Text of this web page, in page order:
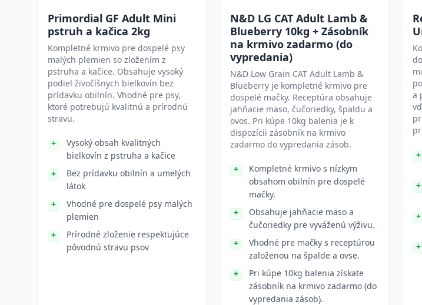
Primordial GF Adult Mini
pstruh a kačica 2kg
Kompletné krmivo pre dospelé psy
malých plemien so zložením z
pstruha a kačice. Obsahuje vysoký
podiel živočíšnych bielkovín bez
prídavku obilnín. Vhodné pre psy,
ktoré potrebujú kvalitnú a prírodnú
stravu.
Vysoký obsah kvalitných
bielkovín z pstruha a kačice
Bez prídavku obilnín a umelých
látok
Vhodné pre dospelé psy malých
plemien
Prírodné zloženie respektujúce
pôvodnú stravu psov
N&D LG CAT Adult Lamb &
Blueberry 10kg + Zásobník
na krmivo zadarmo (do
vypredania)
N&D Low Grain CAT Adult Lamb &
Blueberry je kompletné krmivo pre
dospelé mačky. Receptúra obsahuje
jahňacie mäso, čučoriedky, špaldu a
ovos. Pri kúpe 10kg balenia je k
dispozícii zásobník na krmivo
zadarmo do vypredania zásob.
Kompletné krmivo s nízkym
obsahom obilnín pre dospelé
mačky.
Obsahuje jahňacie mäso a
čučoriedky pre vyváženú výživu.
Vhodné pre mačky s receptúrou
založenou na špalde a ovse.
Pri kúpe 10kg balenia získate
zásobník na krmivo zadarmo (do
vypredania zásob).
a